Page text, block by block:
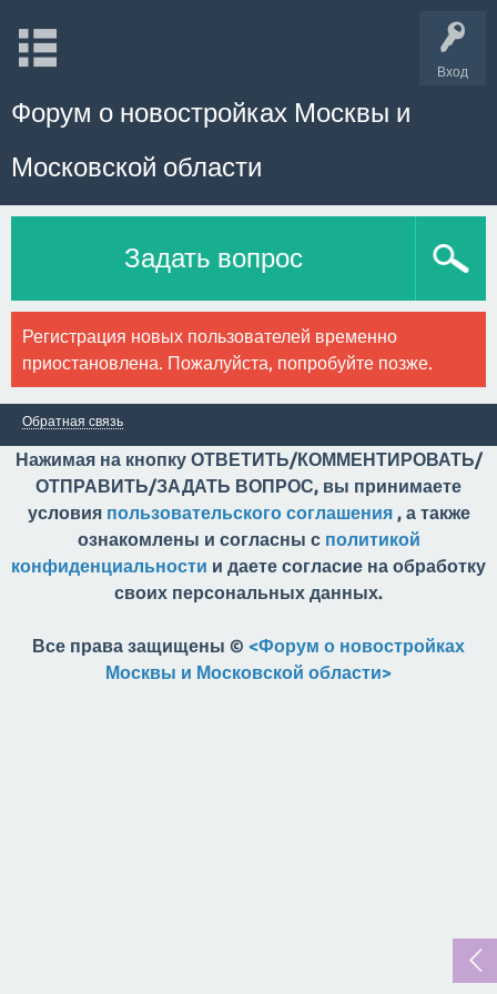
Вход
Форум о новостройках Москвы и
Московской области
Задать вопрос
Регистрация новых пользователей временно
приостановлена. Пожалуйста, попробуйте позже.
Обратная связь
Нажимая на кнопку ОТВЕТИТЬ/КОММЕНТИРОВАТЬ/
ОТПРАВИТЬ/ЗАДАТЬ ВОПРОС, вы принимаете
условия пользовательского соглашения, а также
ознакомлены и согласны с политикой
конфиденциальности и даете согласие на обработку
своих персональных данных.
Все права защищены © <Форум о новостройках
Москвы и Московской области>